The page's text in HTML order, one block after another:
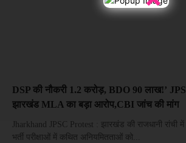
DSP की नौकरी 1.2 करोड़, BDO 90 लाख!’
झारखंड MLA का बड़ा आरोप,CBI जांच की मांग
Jharkhand JPSC Protest : झारखंड की राजधानी रांची
भर्ती परीक्षाओं में कथित अनियमितताओं को...